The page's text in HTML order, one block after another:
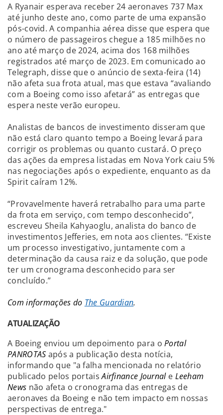
A Ryanair esperava receber 24 aeronaves 737 Max
até junho deste ano, como parte de uma expansão
pós-covid. A companhia aérea disse que espera que
o número de passageiros chegue a 185 milhões no
ano até março de 2024, acima dos 168 milhões
registrados até março de 2023. Em comunicado ao
Telegraph, disse que o anúncio de sexta-feira (14)
não afeta sua frota atual, mas que estava “avaliando
com a Boeing como isso afetará” as entregas que
espera neste verão europeu.
Analistas de bancos de investimento disseram que
não está claro quanto tempo a Boeing levará para
corrigir os problemas ou quanto custará. O preço
das ações da empresa listadas em Nova York caiu 5%
nas negociações após o expediente, enquanto as da
Spirit caíram 12%.
“Provavelmente haverá retrabalho para uma parte
da frota em serviço, com tempo desconhecido”,
escreveu Sheila Kahyaoglu, analista do banco de
investimentos Jefferies, em nota aos clientes. “Existe
um processo investigativo, juntamente com a
determinação da causa raiz e da solução, que pode
ter um cronograma desconhecido para ser
concluído.”
Com informações do The Guardian.
ATUALIZAÇÃO
A Boeing enviou um depoimento para oPortal
PANROTAS após a publicação desta notícia,
informando que "a falha mencionada no relatório
publicado pelos portaisAirfinance Journale Leeham
News não afeta o cronograma das entregas de
aeronaves da Boeing e não tem impacto em nossas
perspectivas de entrega."